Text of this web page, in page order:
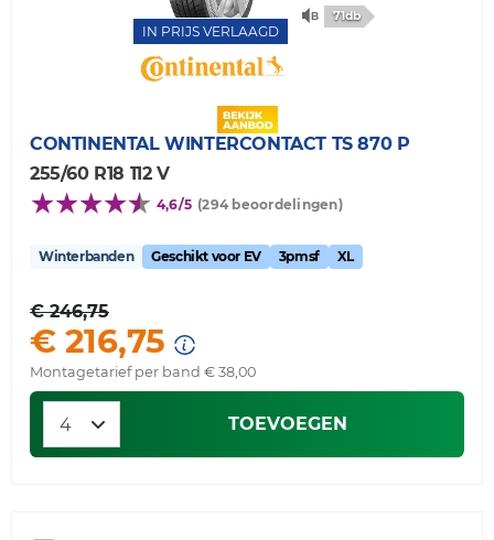
IN PRIJS VERLAAGD
71db
CONTINENTAL WINTERCONTACT TS 870 P
255/60 R18 112 V
4,6/5 (294 beoordelingen)
Winterbanden Geschikt voor EV 3pmsf XL
€ 246,75
€ 216,75
Montagetarief per band € 38,00
TOEVOEGEN